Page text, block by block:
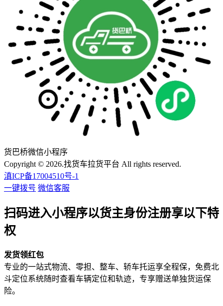
货巴桥微信小程序
Copyright © 2026.找货车拉货平台 All rights reserved.
滇ICP备17004510号-1
一键拨号 微信客服
扫码进入小程序以货主身份注册享以下特
权
发货领红包
专业的一站式物流、零担、整车、轿车托运享全程保，免费北
斗定位系统随时查看车辆定位和轨迹，专享赠送单独货运保
险。